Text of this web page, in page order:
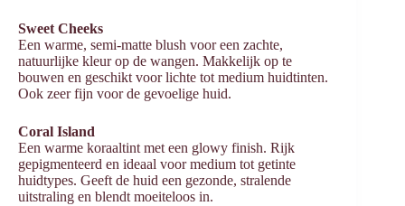
Sweet Cheeks
Een warme, semi-matte blush voor een zachte,
natuurlijke kleur op de wangen. Makkelijk op te
bouwen en geschikt voor lichte tot medium huidtinten.
Ook zeer fijn voor de gevoelige huid.
Coral Island
Een warme koraaltint met een glowy finish. Rijk
gepigmenteerd en ideaal voor medium tot getinte
huidtypes. Geeft de huid een gezonde, stralende
uitstraling en blendt moeiteloos in.